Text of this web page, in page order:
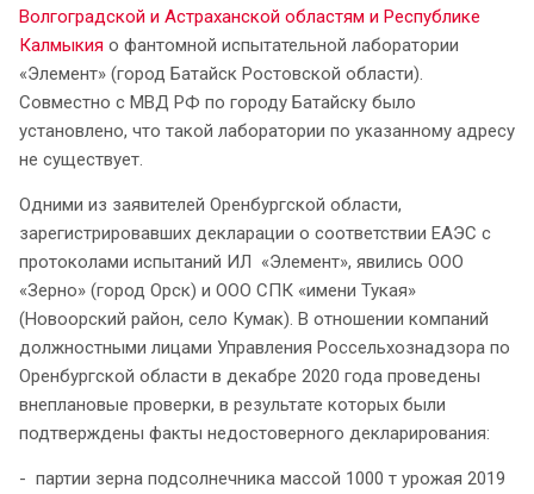
Волгоградской и Астраханской областям и Республике
Калмыкия о фантомной испытательной лаборатории
«Элемент» (город Батайск Ростовской области).
Совместно с МВД РФ по городу Батайску было
установлено, что такой лаборатории по указанному адресу
не существует.
Одними из заявителей Оренбургской области,
зарегистрировавших декларации о соответствии ЕАЭС с
протоколами испытаний ИЛ «Элемент», явились ООО
«Зерно» (город Орск) и ООО СПК «имени Тукая»
(Новоорский район, село Кумак). В отношении компаний
должностными лицами Управления Россельхознадзора по
Оренбургской области в декабре 2020 года проведены
внеплановые проверки, в результате которых были
подтверждены факты недостоверного декларирования:
- партии зерна подсолнечника массой 1000 т урожая 2019